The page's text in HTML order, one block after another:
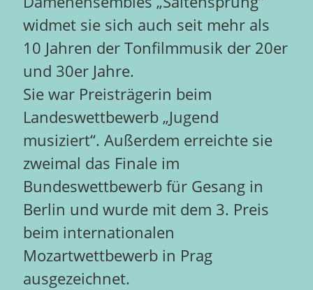
widmet sie sich auch seit mehr als
10 Jahren der Tonfilmmusik der 20er
und 30er Jahre.
Sie war Preisträgerin beim
Landeswettbewerb „Jugend
musiziert“. Außerdem erreichte sie
zweimal das Finale im
Bundeswettbewerb für Gesang in
Berlin und wurde mit dem 3. Preis
beim internationalen
Mozartwettbewerb in Prag
ausgezeichnet.